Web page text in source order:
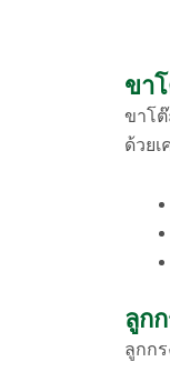
ขา
ขาโ
ด้วย
ลูก
ลูกก